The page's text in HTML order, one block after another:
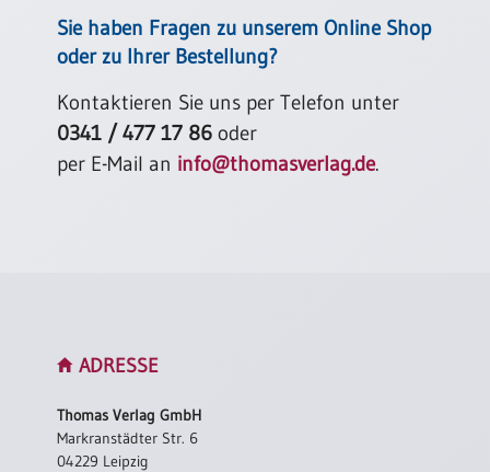
Jahreslosung
Bücher
Urkundenscheine
Sie haben Fragen zu unserem Online Shop
oder zu Ihrer Bestellung?
Kontaktieren Sie uns per Telefon unter
0341 / 477 17 86 oder
per E-Mail an info@thomasverlag.de.
ADRESSE
Thomas Verlag GmbH
Markranstädter Str. 6
04229 Leipzig